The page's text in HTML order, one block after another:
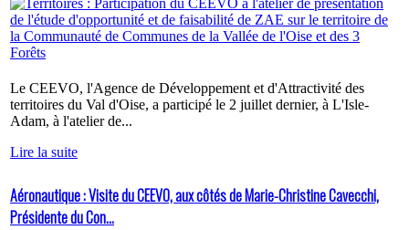
Le CEEVO, l'Agence de Développement et d'Attractivité des
territoires du Val d'Oise, a participé le 2 juillet dernier, à L'Isle-
Adam, à l'atelier de...
Lire la suite
Aéronautique : Visite du CEEVO, aux côtés de Marie-Christine Cavecchi,
Présidente du Con...